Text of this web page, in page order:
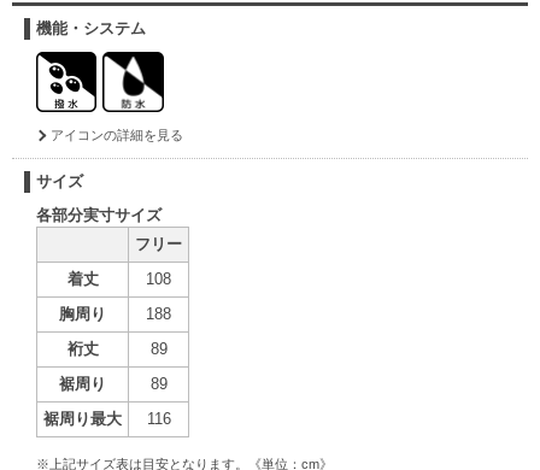
機能・システム
アイコンの詳細を見る
サイズ
各部分実寸サイズ
フリー
着丈
108
胸周り
188
裄丈
89
裾周り
89
裾周り最大
116
※上記サイズ表は目安となります。《単位：cm》